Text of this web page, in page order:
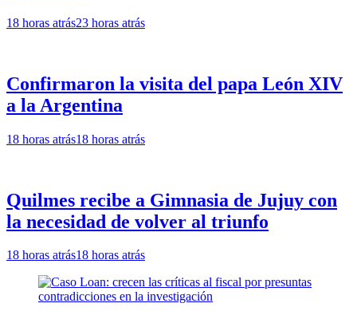
18 horas atrás23 horas atrás
Confirmaron la visita del papa León XIV
a la Argentina
18 horas atrás18 horas atrás
Quilmes recibe a Gimnasia de Jujuy con
la necesidad de volver al triunfo
18 horas atrás18 horas atrás